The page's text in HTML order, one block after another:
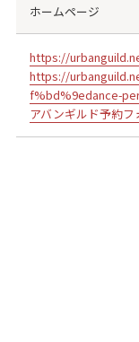
ホームページ
https://
https://
f%bd%9edance-
アバンギルド予約フ